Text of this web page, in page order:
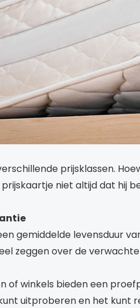
prijsklassen.
niet altijd dat hij
gemiddelde levensduur
zeggen over de
of winkels bieden een
uitproberen en het kunt